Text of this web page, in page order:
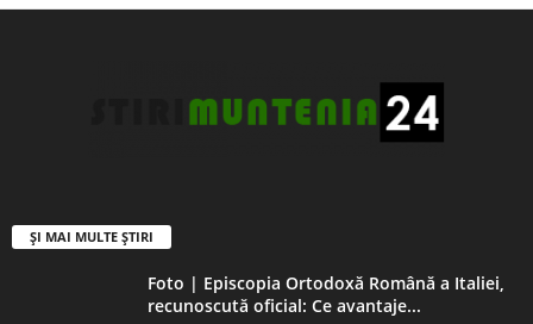
ȘI MAI MULTE ȘTIRI
Foto | Episcopia Ortodoxă Română a Italiei,
recunoscută oficial: Ce avantaje...